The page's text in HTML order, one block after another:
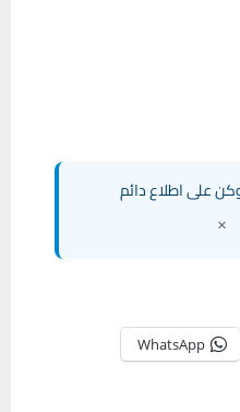
على اطلاع دائم
×
WhatsApp